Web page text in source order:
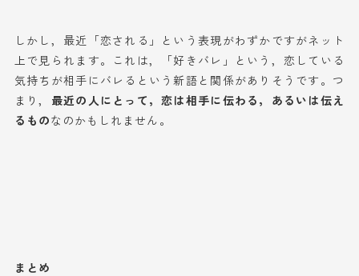
しかし，最近「恋される」という表現がわずかですがネット
上で見られます。これは，「好きバレ」という，恋している
気持ちが相手にバレるという新語と関係がありそうです。つ
まり， 最近の人にとって，恋は相手に伝わる，あるいは伝え
るものなのかもしれません。
まとめ